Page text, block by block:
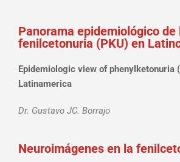
Panorama epidemiológico de
fenilcetonuria (PKU) en
Epidemiologic view of phenylketonuria
Latinamerica
Dr. Gustavo JC. Borrajo
Neuroimágenes en la